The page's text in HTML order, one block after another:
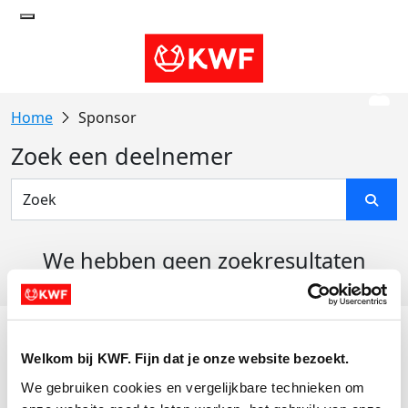
Welkom bij KWF. Fijn dat je onze website bezoekt.
We gebruiken cookies en vergelijkbare technieken om
Sponsor
Zoek een deelnemer
We hebben geen zoekresultaten
Actiematerialen
Evenementen